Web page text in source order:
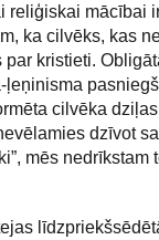
reliģiskai mācībai
ka cilvēks, kas
kristieti.
ļeņinisma
cilvēka
dzīvot
mēs nedrīkstam